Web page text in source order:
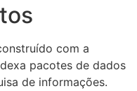
com a
pacotes de dados
de informações.